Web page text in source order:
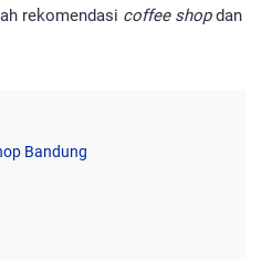
rekomendasi coffee shopdan
Bandung